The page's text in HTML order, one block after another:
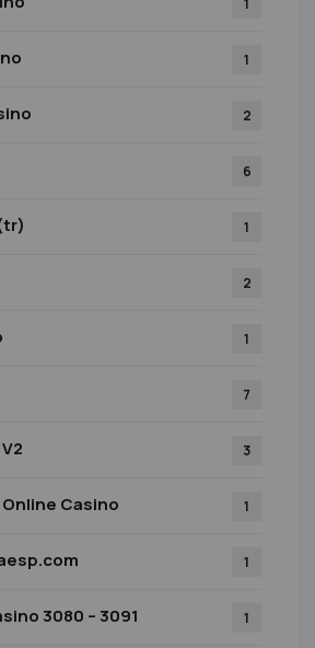
1
1
2
6
1
2
1
7
3
Casino 1
1
3080 – 3091 1